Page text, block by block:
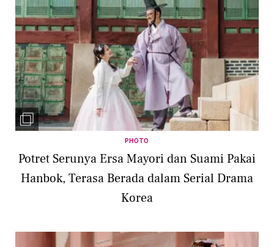
PHOTO
Potret Serunya Ersa Mayori dan Suami Pakai
Hanbok, Terasa Berada dalam Serial Drama
Korea